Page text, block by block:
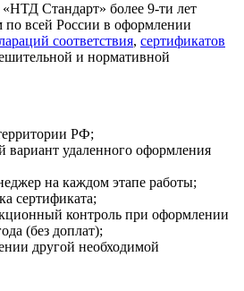
Стандарт» более 9-ти лет
всей России в оформлении
соответствия, сертификатов
и нормативной
РФ;
удаленного оформления
на каждом этапе работы;
сертификата;
контроль при оформлении
(без доплат);
другой необходимой